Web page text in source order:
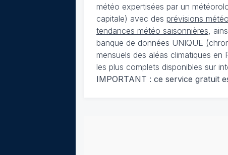
météo expertisées par un
capitale) avec des prévisions
tendances météo saisonnières ,
banque de données UNIQUE (
mensuels des aléas climatiques
les plus complets disponibles sur
IMPORTANT : ce service gratuit